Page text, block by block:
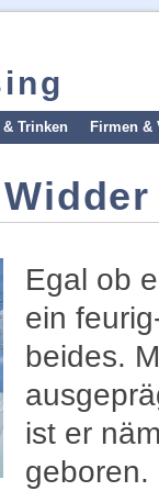
& Trinken Firmen &
Egal ob
ein
beides.
ist er
geboren.